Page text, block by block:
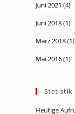
Juni 2021 (4)
Juni 2018(1)
März 2018(1)
Mai 2016(1)
Statistik
Heutige